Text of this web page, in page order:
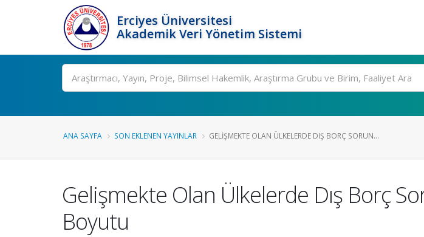
Erciyes Üniversitesi
Akademik Veri Yönetim Sistemi
Ara
ANA SAYFA SON EKLENEN YAYINLAR GELIŞMEKTE OLAN ÜLKELERDE DIŞ BORÇ SORUN...
Gelişmekte Olan Ülkelerde Dış Borç
Boyutu